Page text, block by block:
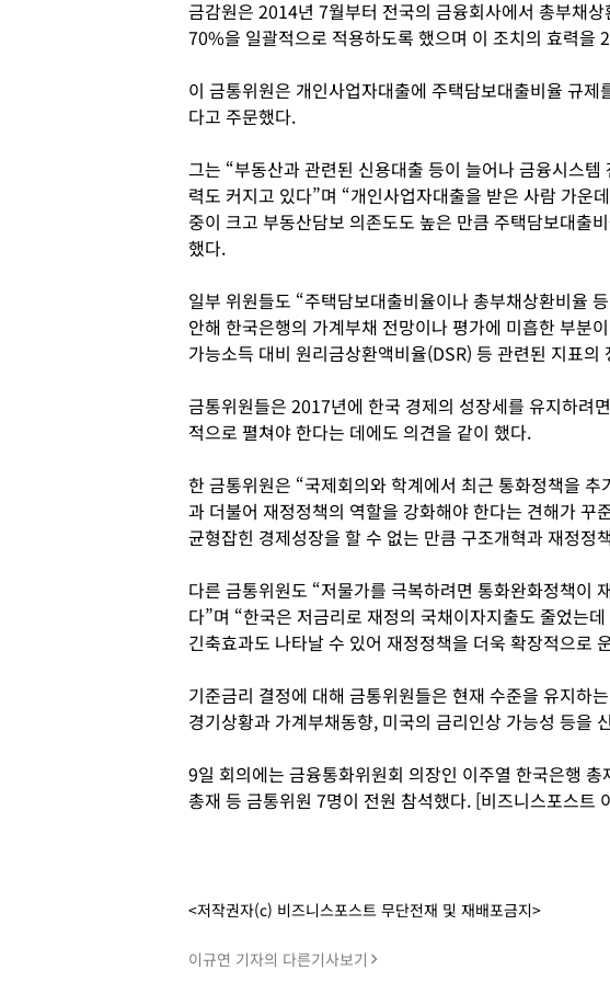
금감원은 2014년 7월부터 전국의 금융회사에서 총부채
70%을 일괄적으로 적용하도록 했으며 이 조치의 효력을
이 금통위원은 개인사업자대출에 주택담보대출비율 규
다고 주문했다.
그는 “부동산과 관련된 신용대출 등이 늘어나 금융시스
력도 커지고 있다”며 “개인사업자대출을 받은 사람 가운
중이 크고 부동산담보 의존도도 높은 만큼 주택담보대출
했다.
일부 위원들도 “주택담보대출비율이나 총부채상환비율
안해 한국은행의 가계부채 전망이나 평가에 미흡한 부분
가능소득 대비 원리금상환액비율(DSR) 등 관련된 지표
금통위원들은 2017년에 한국 경제의 성장세를 유지하려
적으로 펼쳐야 한다는 데에도 의견을 같이 했다.
한 금통위원은 “국제회의와 학계에서 최근 통화정책을
과 더불어 재정정책의 역할을 강화해야 한다는 견해가 꾸
균형잡힌 경제성장을 할 수 없는 만큼 구조개혁과 재정정
다른 금통위원도 “저물가를 극복하려면 통화완화정책이
다”며 “한국은 저금리로 재정의 국채이자지출도 줄었는
긴축효과도 나타날 수 있어 재정정책을 더욱 확장적으로
기준금리 결정에 대해 금통위원들은 현재 수준을 유지하
경기상황과 가계부채동향, 미국의 금리인상 가능성 등을
9일 회의에는 금융통화위원회 의장인 이주열 한국은행
총재 등 금통위원 7명이 전원 참석했다. [비즈니스포스트
<저작권자(c) 비즈니스포스트 무단전재 및 재배포금지>
이규연 기자의 다른기사보기